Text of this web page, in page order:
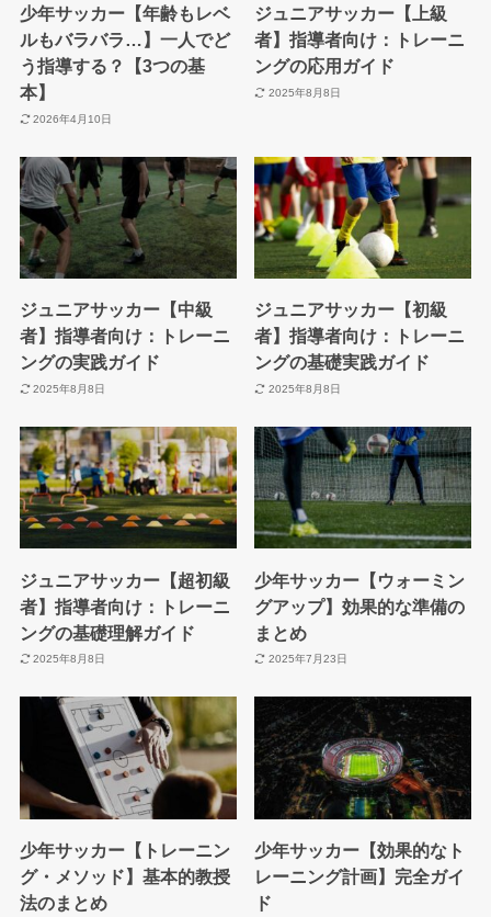
少年サッカー【年齢もレベ
ルもバラバラ…】一人でど
う指導する？【3つの基
本】
2026年4月10日
ジュニアサッカー【上級
者】指導者向け：トレーニ
ングの応用ガイド
2025年8月8日
ジュニアサッカー【中級
者】指導者向け：トレーニ
ングの実践ガイド
2025年8月8日
ジュニアサッカー【初級
者】指導者向け：トレーニ
ングの基礎実践ガイド
2025年8月8日
ジュニアサッカー【超初級
者】指導者向け：トレーニ
ングの基礎理解ガイド
2025年8月8日
少年サッカー【ウォーミン
グアップ】効果的な準備の
まとめ
2025年7月23日
少年サッカー【トレーニン
グ・メソッド】基本的教授
法のまとめ
少年サッカー【効果的なト
レーニング計画】完全ガイ
ド